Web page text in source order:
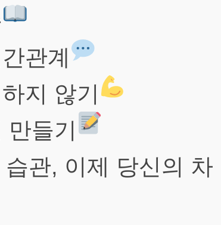
관계
지 않기
만들기
관, 이제 당신의 차